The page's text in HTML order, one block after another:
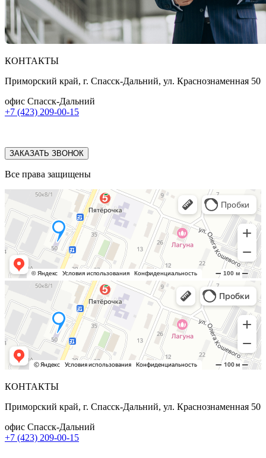
КОНТАКТЫ
Приморский край, г. Спасск-Дальний, ул. Краснознаменная 50
офис Спасск-Дальний
+7 (423) 209-00-15
ЗАКАЗАТЬ ЗВОНОК
Все права защищены
КОНТАКТЫ
Приморский край, г. Спасск-Дальний, ул. Краснознаменная 50
офис Спасск-Дальний
+7 (423) 209-00-15